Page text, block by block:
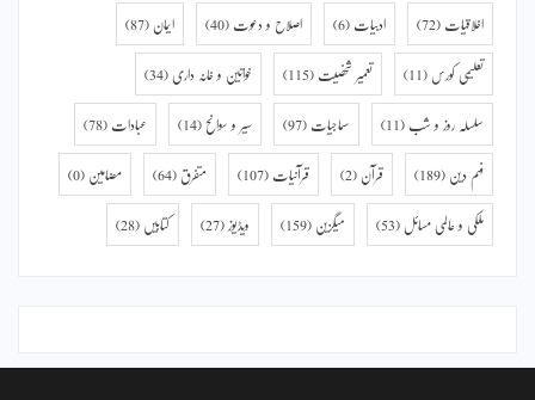
اخلاقیات (72) ادبیات (6) اصلاح و دعوت (40) ایمان (87)
تعلیمی کورس (11) تعمیر شخصیت (115) خواتین و خانہ داری (34)
سلسلہ روز و شب (11) سماجیات (97) سیر و سوانح (14) عبادات (78)
فہم دین (189) قرآن (2) قرآنیات (107) متفرق (64) مضامین (0)
ملکی و عالمی مسائل (53) میگزین (159) ویڈیوز (27) کتابیں (28)